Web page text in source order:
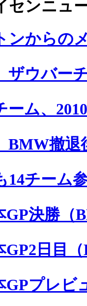
センニュ
ンからの
ザウバー
ーム、
BMW撤退
14チーム
GP決勝（
GP2日目
GPプレビ